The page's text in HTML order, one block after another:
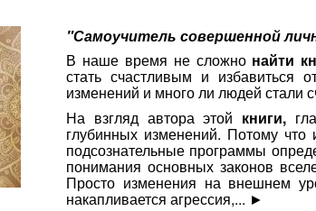
"Самоучитель совершенной
В наше время не сложно найти
стать счастливым и избавиться
изменений и много ли людей стали
На взгляд автора этой книги,
глубинных изменений. Потому что
подсознательные программы
понимания основных законов
Просто изменения на внешнем
накапливается агрессия,... ►